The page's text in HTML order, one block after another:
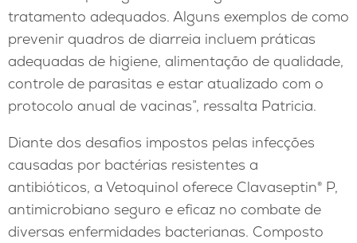
tratamento adequados. Alguns exemplos de como
prevenir quadros de diarreia incluem práticas
adequadas de higiene, alimentação de qualidade,
controle de parasitas e estar atualizado com o
protocolo anual de vacinas”, ressalta Patricia.
Diante dos desafios impostos pelas infecções
causadas por bactérias resistentes a
antibióticos, a Vetoquinol oferece Clavaseptin® P,
antimicrobiano seguro e eficaz no combate de
diversas enfermidades bacterianas. Composto